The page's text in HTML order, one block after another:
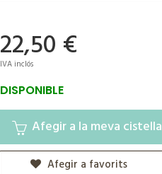
22,50 €
IVA inclós
DISPONIBLE
Afegir a la meva cistella
Afegir a favorits